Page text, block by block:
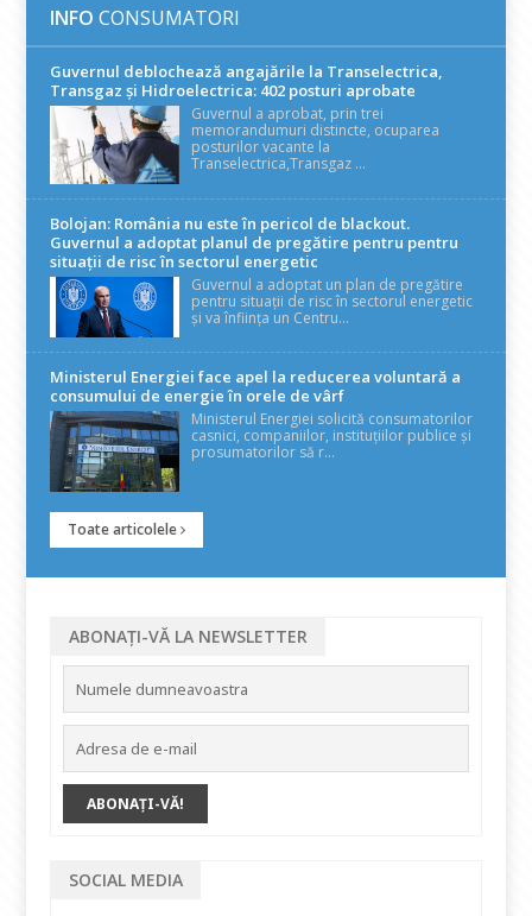
INFO CONSUMATORI
Guvernul deblochează angajările la Transelectrica,
Transgaz și Hidroelectrica: 402 posturi aprobate
Guvernul a aprobat, prin trei
memorandumuri distincte, ocuparea
posturilor vacante la
Transelectrica,Transgaz ...
Bolojan: România nu este în pericol de blackout.
Guvernul a adoptat planul de pregătire pentru pentru
situații de risc în sectorul energetic
Guvernul a adoptat un plan de pregătire
pentru situații de risc în sectorul energetic
și va înființa un Centru...
Ministerul Energiei face apel la reducerea voluntară a
consumului de energie în orele de vârf
Ministerul Energiei solicită consumatorilor
casnici, companiilor, instituțiilor publice și
prosumatorilor să r...
Toate articolele
ABONAȚI-VĂ LA NEWSLETTER
SOCIAL MEDIA